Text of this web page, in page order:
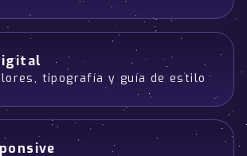
tipografía y guía de estilo